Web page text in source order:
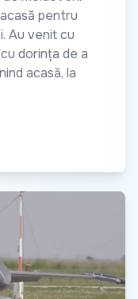
pentru
Au venit cu
dorința de a
acasă, la